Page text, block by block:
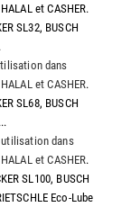
et CASHER.
SL32, BUSCH
dans
et CASHER.
SL68, BUSCH
utilisation dans
et CASHER.
SL100, BUSCH
Eco-Lube